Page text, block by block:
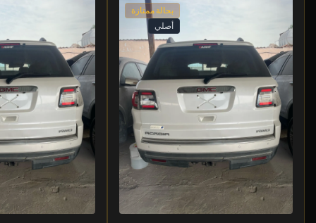
بحالة ممتازة
أصلي